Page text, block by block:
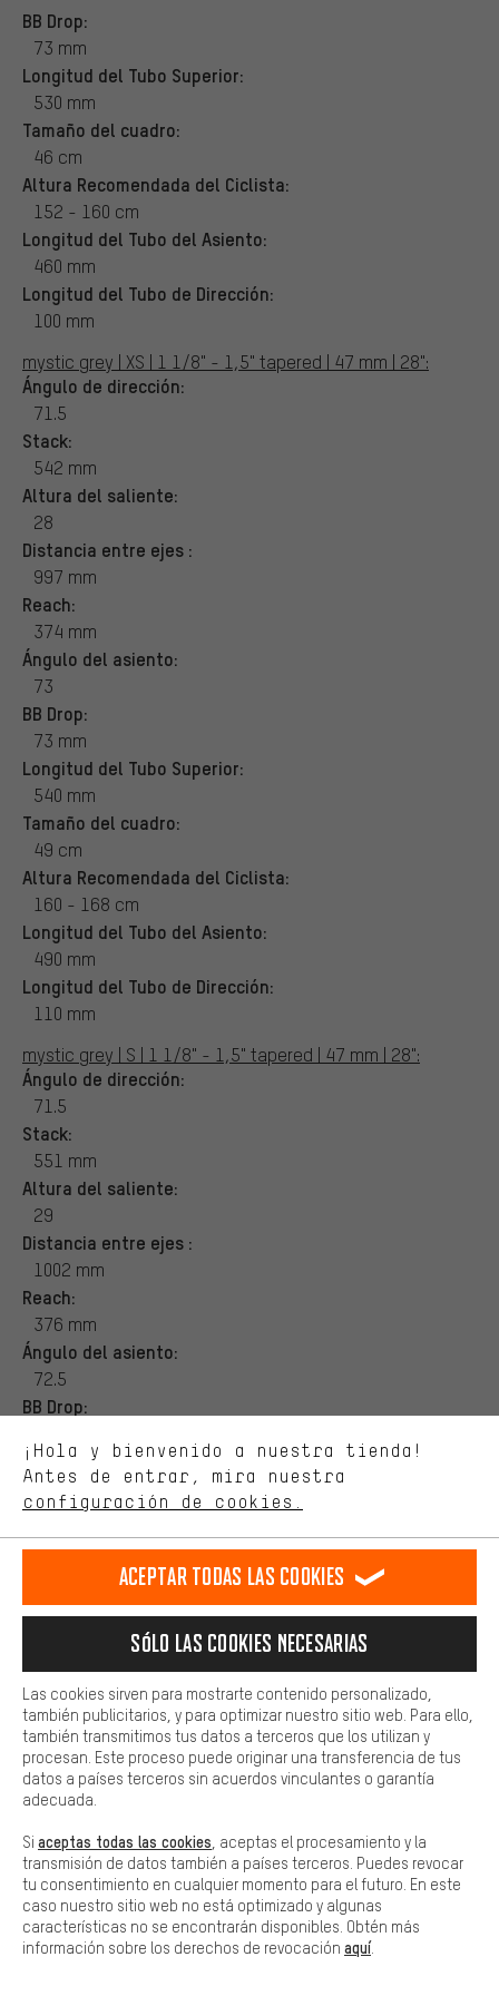
BB Drop:
73 mm
Longitud del Tubo Superior:
530 mm
Tamaño del cuadro:
46 cm
Altura Recomendada del Ciclista:
152 - 160 cm
Longitud del Tubo del Asiento:
460 mm
Longitud del Tubo de Dirección:
100 mm
mystic grey | XS | 1 1/8" - 1,5" tapered | 47 mm | 28":
Ángulo de dirección:
71.5
Stack:
542 mm
Altura del saliente:
28
Distancia entre ejes :
997 mm
Reach:
374 mm
Ángulo del asiento:
73
BB Drop:
73 mm
Longitud del Tubo Superior:
540 mm
Tamaño del cuadro:
49 cm
Altura Recomendada del Ciclista:
160 - 168 cm
Longitud del Tubo del Asiento:
490 mm
Longitud del Tubo de Dirección:
110 mm
mystic grey | S | 1 1/8" - 1,5" tapered | 47 mm | 28":
Ángulo de dirección:
71.5
Stack:
551 mm
Altura del saliente:
29
Distancia entre ejes :
1002 mm
Reach:
376 mm
Ángulo del asiento:
72.5
BB Drop:
Longitud del Tubo del Asiento:
520 mm
Longitud del Tubo de Dirección:
120 mm
Longitud del Tubo Superior:
Tamaño del cuadro:
Altura Recomendada del Ciclista:
168 - 173 cm
mystic grey | L | 1 1/8" - 1,5" tapered | 47 mm | 28":
Ángulo de dirección:
72
580 mm
Altura del saliente:
31
Distancia entre ejes :
¡Hola y bienvenido a nuestra tienda!
Antes de entrar, mira nuestra
configuración de cookies.
Ofertas adecuadas
En lugar de publicidad al azar, obtendrás ofertas adecuadas para
ti. Las cookies de marketing nos ayudan a identificar tus
y consejos relevantes.
Mejor rendimiento
tienda. Con las cookies de rendimiento, puedes influir en la mejora
de nuestro sitio web y nuestra oferta de la tienda con tu
comportamiento de compra.
Más confort
cookies de comodidad, creamos enlaces a plataformas de redes
sociales. Esto nos permite proporcionarle más contenido e
adicionales que le ayudarán a encontrar los productos adecuados.
preguntas de forma rápida y sencilla.
Básica
Las cookies básicas aseguran que puedas usar nuestro sitio web.
Aceptar todas las cookies
Sólo las cookies necesarias
Las cookies sirven para mostrarte contenido personalizado,
también publicitarios, y para optimizar nuestro sitio web. Para ello,
también transmitimos tus datos a terceros que los utilizan y
procesan. Este proceso puede originar una transferencia de tus
datos a países terceros sin acuerdos vinculantes o garantía
adecuada.
Si aceptas todas las cookies , aceptas el procesamiento y la
transmisión de datos también a países terceros. Puedes revocar
tu consentimiento en cualquier momento para el futuro. En este
caso nuestro sitio web no está optimizado y algunas
características no se encontrarán disponibles. Obtén más
información sobre los derechos de revocación aquí.